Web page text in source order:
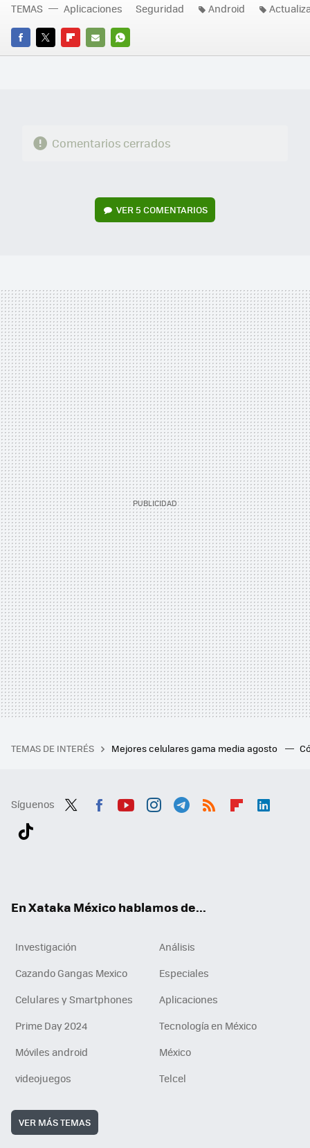
FACEBOOK
TWITTERFLIPBOARD
E-
WHATSAPP
TEMAS Aplicaciones Seguridad Android
Comentarios cerrados
VER5 COMENTARIOS
TEMAS DE INTERÉS Mejores celulares gama media agosto
Síguenos
En Xataka México hablamos de...
Investigación
Análisis
Cazando Gangas Mexico
Especiales
Celulares y Smartphones
Aplicaciones
Prime Day 2024
Tecnología en México
Móviles android
México
videojuegos
Telcel
VER MÁS TEMAS